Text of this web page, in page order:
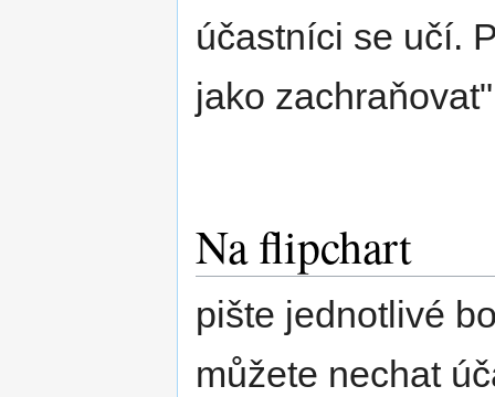
účastníci se učí.
jako
Na flipchart
pište jednotlivé
můžete nechat